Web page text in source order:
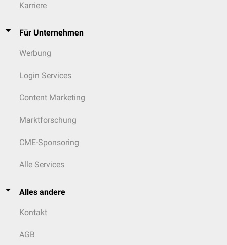
Karriere
Für Unternehmen
Werbung
Login Services
Content Marketing
Marktforschung
CME-Sponsoring
Alle Services
Alles andere
Kontakt
AGB